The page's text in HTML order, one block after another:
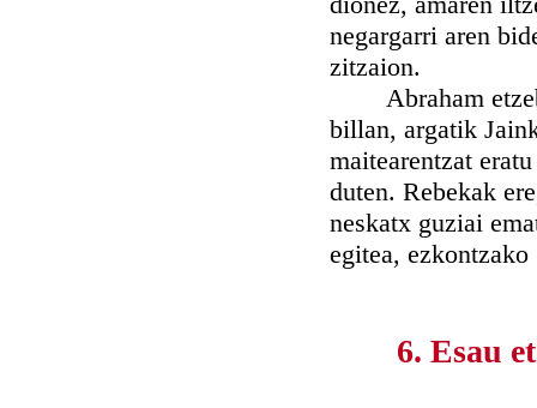
negargarri aren
zitzaion.
Abraham
billan, argatik
maitearentzat
duten. Rebekak
neskatx guziai
egitea,
6. Esau